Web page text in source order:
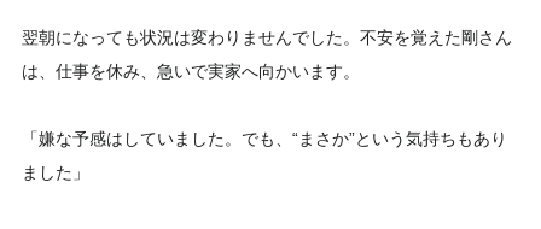
翌朝になっても状況は変わりませんでした。不安を覚えた剛さん
は、仕事を休み、急いで実家へ向かいます。
「嫌な予感はしていました。でも、“まさか”という気持ちもあり
ました」